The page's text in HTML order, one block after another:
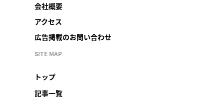
会社概要
アクセス
広告掲載のお問い合わせ
SITE MAP
トップ
記事一覧